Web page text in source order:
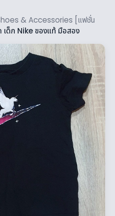
& Accessories [แฟชั่น
เด็ก Nike ของแท้ มือสอง